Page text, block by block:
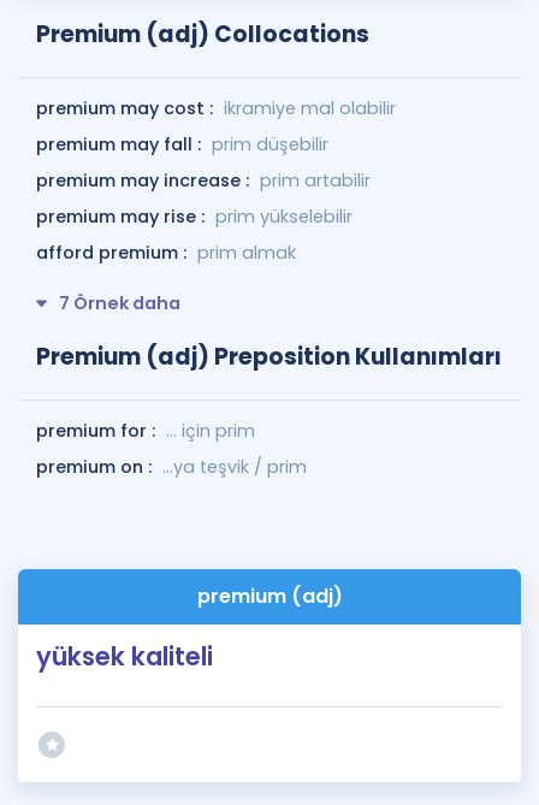
Premium (adj) Collocations
premium may cost : ikramiye mal olabilir
premium may fall : prim düşebilir
premium may increase : prim artabilir
premium may rise : prim yükselebilir
afford premium : prim almak
7 Örnek daha
Premium (adj) Preposition Kullanımları
premium for : ... için prim
premium on : ...ya teşvik / prim
premium (adj)
yüksek kaliteli